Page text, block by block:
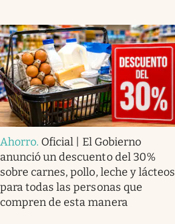
Ahorro. Oficial | El Gobierno
anunció un descuento del 30%
sobre carnes, pollo, leche y lácteos
para todas las personas que
compren de esta manera